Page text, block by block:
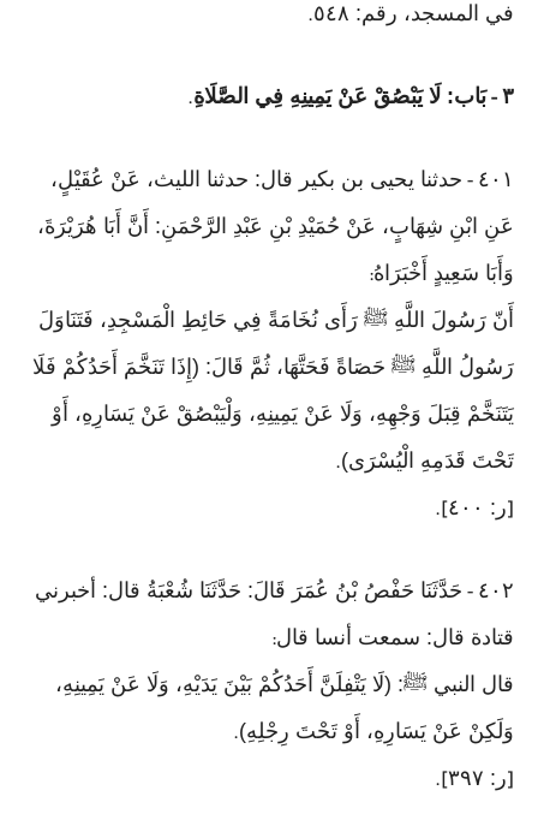
في المسجد، رقم: ٥٤٨
.
٣ -بَاب: لَا يَبْصُقْ عَنْ يَمِينِهِ فِي الصَّلَاةِ.
٤٠١ - حدثنا يحيى بن بكير قال: حدثنا الليث، عَنْ عُقَيْلٍ،
عَنِ ابْنِ شِهَابٍ، عَنْ حُمَيْدِ بْنِ عَبْدِ الرَّحْمَنِ: أَنَّ أَبَا هُرَيْرَةَ،
وَأَبَا سَعِيدٍ أَخْبَرَاهُ:
أَنّ رَسُولَ اللَّهِ ﷺ رَأَى نُخَامَةً فِي حَائِطِ الْمَسْجِدِ، فَتَنَاوَلَ
رَسُولُ اللَّهِ ﷺ حَصَاةً فَحَتَّهَا، ثُمَّ قَالَ: (إِذَا تَنَخَّمَ أَحَدُكُمْ فَلَا
يَتَنَخَّمْ قِبَلَ وَجْهِهِ، وَلَا عَنْ يَمِينِهِ، وَلْيَبْصُقْ عَنْ يَسَارِهِ، أَوْ
تَحْتَ قَدَمِهِ الْيُسْرَى).
[ر: ٤٠٠ ].
٤٠٢ - حَدَّثَنَا حَفْصُ بْنُ عُمَرَ قَالَ: حَدَّثَنَا شُعْبَةُ قال: أخبرني
قتادة قال: سمعت أنسا قال:
قال النبي ﷺ: (لَا يَتْفِلَنَّ أَحَدُكُمْ بَيْنَ يَدَيْهِ، وَلَا عَنْ يَمِينِهِ،
وَلَكِنْ عَنْ يَسَارِهِ، أَوْ تَحْتَ رِجْلِهِ).
[ر: ٣٩٧ ].